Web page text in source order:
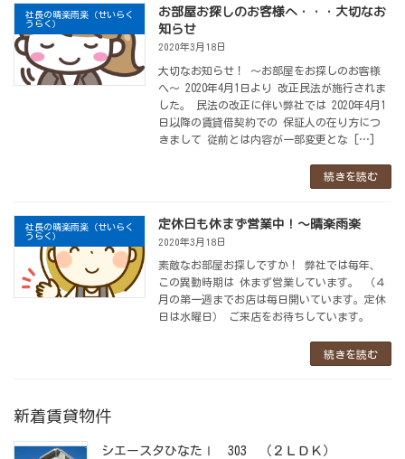
社長の晴楽雨楽（せいらく
うらく）
お部屋お探しのお客様へ・・・大切なお
知らせ
2020年3月18日
大切なお知らせ！ ～お部屋をお探しのお客様
へ～ 2020年4月1日より 改正民法が施行されま
した。 民法の改正に伴い弊社では 2020年4月1
日以降の賃貸借契約での 保証人の在り方につ
きまして 従前とは内容が一部変更とな […]
続きを読む
社長の晴楽雨楽（せいらく
うらく）
定休日も休まず営業中！～晴楽雨楽
2020年3月18日
素敵なお部屋お探しですか！ 弊社では毎年、
この異動時期は 休まず営業しています。 （４
月の第一週までお店は毎日開いています。定休
日は水曜日） ご来店をお待ちしています。
続きを読む
新着賃貸物件
シエースタひなたⅠ 303 （２ＬＤＫ）